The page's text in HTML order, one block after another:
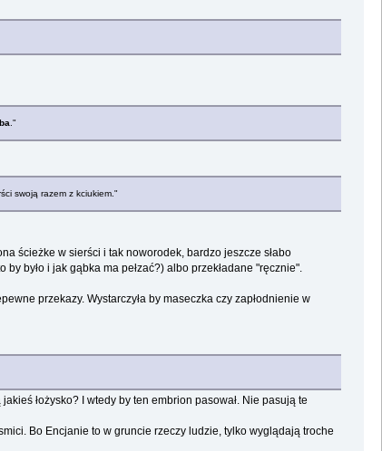
."
swoją razem z kciukiem."
ścieżke w sierści i tak noworodek, bardzo jeszcze słabo
było i jak gąbka ma pełzać?) albo przekładane "ręcznie".
przekazy. Wystarczyła by maseczka czy zapłodnienie w
łożysko? I wtedy by ten embrion pasował. Nie pasują te
Bo Encjanie to w gruncie rzeczy ludzie, tylko wyglądają troche